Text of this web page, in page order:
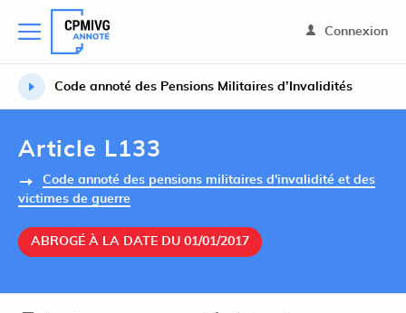
Connexion
Code annoté des Pensions Militaires d’Invalidités
Article L133
Code annoté des pensions militaires d'invalidité et des
victimes de guerre
ABROGÉ À LA DATE DU 01/01/2017